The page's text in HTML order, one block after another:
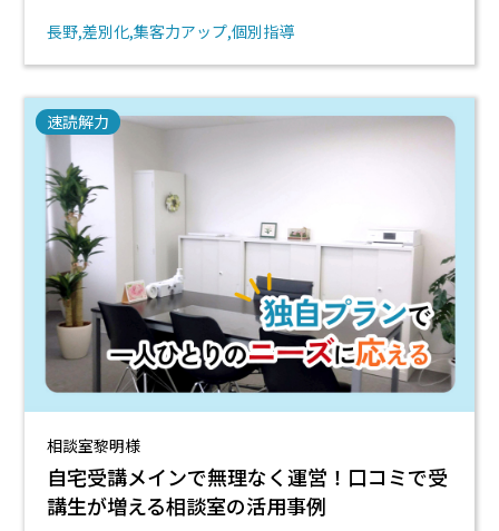
長野 差別化 集客力アップ 個別指導
速読解力
相談室黎明様
自宅受講メインで無理なく運営！口コミで受
講生が増える相談室の活用事例